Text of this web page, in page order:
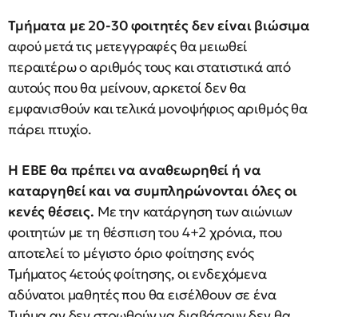
Τμήματα με 20-30 φοιτητές δεν είναι βιώσιμα
αφού μετά τις μετεγγραφές θα μειωθεί
περαιτέρω ο αριθμός τους και στατιστικά από
αυτούς που θα μείνουν, αρκετοί δεν θα
εμφανισθούν και τελικά μονοψήφιος αριθμός θα
πάρει πτυχίο.
Η ΕΒΕ θα πρέπει να αναθεωρηθεί ή να
καταργηθεί και να συμπληρώνονται όλες οι
κενές θέσεις. Με την κατάργηση των αιώνιων
φοιτητών με τη θέσπιση του 4+2 χρόνια, που
αποτελεί το μέγιστο όριο φοίτησης ενός
Τμήματος 4ετούς φοίτησης, οι ενδεχόμενα
αδύνατοι μαθητές που θα εισέλθουν σε ένα